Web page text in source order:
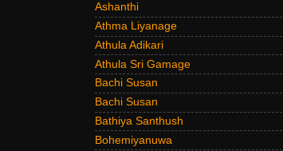
Ashanthi
Athma Liyanage
Athula Adikari
Athula Sri Gamage
Bachi Susan
Bachi Susan
Bathiya Santhush
Bohemiyanuwa